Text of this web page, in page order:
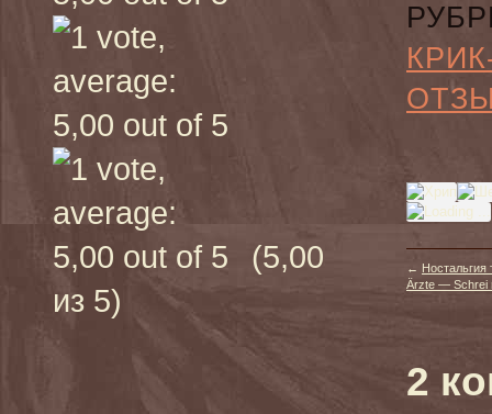
(5,00
из 5)
← Ностальгия
Ärzte — Schrei
2